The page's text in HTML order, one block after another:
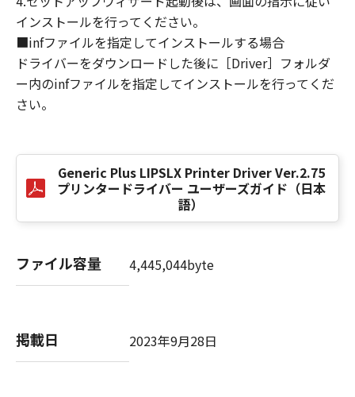
損害の可能性について知らされていた場合でも
同様です。
(3) キヤノン、キヤノンのライセンサー、キヤノ
ンの子会社、キヤノンの関連会社、それらの販
売代理店または販売店のいずれも、「本ソフト
ウェア」、または「本ソフトウェア」の使用に
ないものとします。
８．契約期間
(1) 本契約書は、お客様が、『同意』を示す下
フトウェア」をインストールした時点で発効
し、下記(2)または(3)により終了されるまで有
複製物のすべてを廃棄および消去することによ
り、本契約書を終了させることができます。
インストールを行ってください。
■infファイルを指定してインストールする場合
ドライバーをダウンロードした後に［Driver］フォルダ
ー内のinfファイルを指定してインストールを行ってくだ
さい。
Generic Plus LIPSLX Printer Driver Ver.2.75
プリンタードライバー ユーザーズガイド（日本
語）
ファイル容量 4,445,044byte
掲載日 2023年9月28日